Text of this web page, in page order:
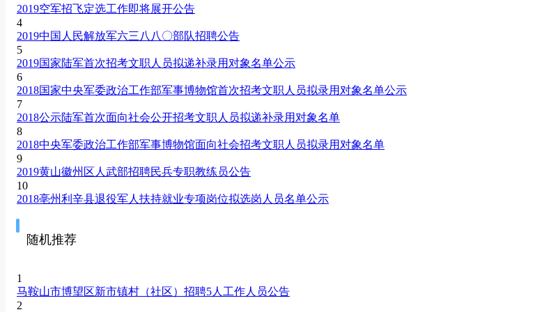
2019空军招飞定选工作即将展开公告
4
2019中国人民解放军六三八八〇部队招聘公告
5
2019国家陆军首次招考文职人员拟递补录用对象名单公示
6
2018国家中央军委政治工作部军事博物馆首次招考文职人员拟录用对象名单公示
7
2018公示陆军首次面向社会公开招考文职人员拟递补录用对象名单
8
2018中央军委政治工作部军事博物馆面向社会招考文职人员拟录用对象名单
9
2019黄山徽州区人武部招聘民兵专职教练员公告
10
2018亳州利辛县退役军人扶持就业专项岗位拟选岗人员名单公示
随机推荐
1
马鞍山市博望区新市镇村（社区）招聘5人工作人员公告
2